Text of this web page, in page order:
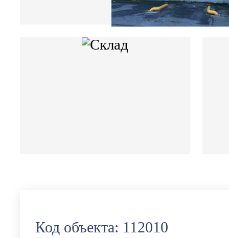
Код объекта: 112010